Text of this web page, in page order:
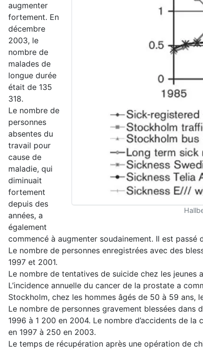
augmenter
fortement. En
décembre
2003, le
nombre de
malades de
longue durée
était de 135
318.
Le nombre de
personnes
absentes du
travail pour
cause de
maladie, qui
diminuait
fortement
depuis des
années, a
également
commencé à augmenter soudainement. Il est
Le nombre de personnes enregistrées avec des
1997 et 2001.
Le nombre de tentatives de suicide chez les jeunes
L’incidence annuelle du cancer de la prostate a
Stockholm, chez les hommes âgés de 50 à 59 ans,
Le nombre de personnes gravement blessées
1996 à 1 200 en 2004. Le nombre d’accidents de
en 1997 à 250 en 2003.
Le temps de récupération après une opération de